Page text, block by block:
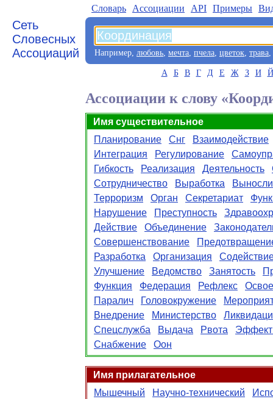
Сеть
Словесных
Ассоциаций
Словарь Aссоциации API Примеры
Например, любовь, мечта, пчела, цветок, трава,
А Б В Г Д Е Ж З И Й
Ассоциации к слову
Имя существительное
Планирование
Снг
Взаимодействие
Интеграция
Регулирование
Гибкость
Реализация Деятельность
Сотрудничество
Выработка
Терроризм
Орган Секретариат
Нарушение
Преступность
Действие
Объединение
Совершенствование
Разработка
Организация
Улучшение
Ведомство Занятость
Функция
Федерация Рефлекс
Паралич
Головокружение
Внедрение
Министерство
Спецслужба
Выдача Рвота
Снабжение
Оон
Имя прилагательное
Мышечный
Научно-технический